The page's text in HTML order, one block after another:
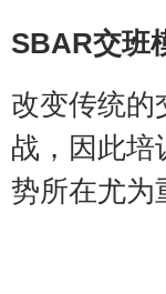
SBAR交班
改变传统的
战，因此培
势所在尤为